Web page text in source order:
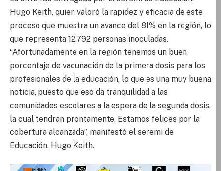
Hugo Keith, quien valoró la rapidez y eficacia de este
proceso que muestra un avance del 81% en la región, lo
que representa 12.792 personas inoculadas.
“Afortunadamente en la región tenemos un buen
porcentaje de vacunación de la primera dosis para los
profesionales de la educación, lo que es una muy buena
noticia, puesto que eso da tranquilidad a las
comunidades escolares a la espera de la segunda dosis,
la cual tendrán prontamente. Estamos felices por la
cobertura alcanzada”, manifestó el seremi de
Educación, Hugo Keith.